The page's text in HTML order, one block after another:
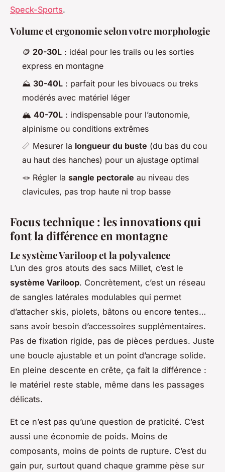
Speck-Sports.
Volume et ergonomie selon votre morphologie
🪙 20-30L : idéal pour les trails ou les sorties
express en montagne
⛰️ 30-40L : parfait pour les bivouacs ou treks
modérés avec matériel léger
🏔️ 40-70L : indispensable pour l’autonomie,
alpinisme ou conditions extrêmes
📏 Mesurer la longueur du buste (du bas du cou
au haut des hanches) pour un ajustage optimal
🪢 Régler la sangle pectorale au niveau des
clavicules, pas trop haute ni trop basse
Focus technique : les innovations qui
font la différence en montagne
Le système Variloop et la polyvalence
L’un des gros atouts des sacs Millet, c’est le
système Variloop. Concrètement, c’est un réseau
de sangles latérales modulables qui permet
d’attacher skis, piolets, bâtons ou encore tentes…
sans avoir besoin d’accessoires supplémentaires.
Pas de fixation rigide, pas de pièces perdues. Juste
une boucle ajustable et un point d’ancrage solide.
En pleine descente en crête, ça fait la différence :
le matériel reste stable, même dans les passages
délicats.
Et ce n’est pas qu’une question de praticité. C’est
aussi une économie de poids. Moins de
composants, moins de points de rupture. C’est du
gain pur, surtout quand chaque gramme pèse sur